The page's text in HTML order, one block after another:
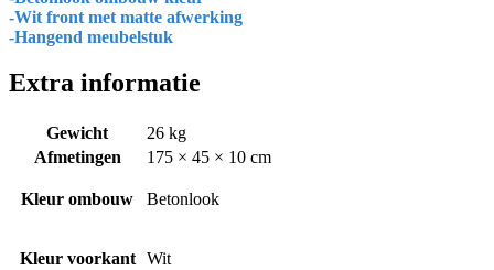
-Wit front met matte afwerking
-Hangend meubelstuk
Extra informatie
Gewicht
26 kg
Afmetingen
175 × 45 × 10 cm
Kleur ombouw Betonlook
Kleur voorkant Wit